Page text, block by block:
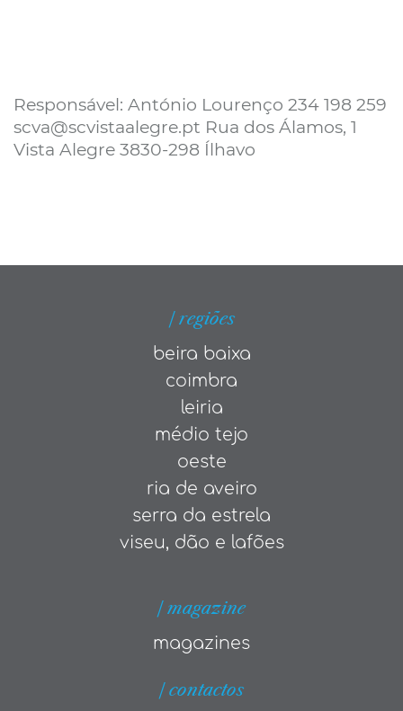
Responsável: António Lourenço 234 198 259
scva@scvistaalegre.pt Rua dos Álamos, 1
Vista Alegre 3830-298 Ílhavo
| regiões
beira baixa
coimbra
leiria
médio tejo
oeste
ria de aveiro
serra da estrela
viseu, dão e lafões
| magazine
magazines
| contactos